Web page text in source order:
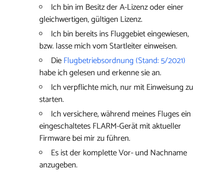
Ich bin im Besitz der A-Lizenz oder einer
gleichwertigen, gültigen Lizenz.
Ich bin bereits ins Fluggebiet eingewiesen,
bzw. lasse mich vom Startleiter einweisen.
DieFlugbetriebsordnung (Stand: 5/2021)
habe ich gelesen und erkenne sie an.
Ich verpflichte mich, nur mit Einweisung zu
starten.
Ich versichere, während meines Fluges ein
eingeschaltetes FLARM-Gerät mit aktueller
Firmware bei mir zu führen.
Es ist der komplette Vor- und Nachname
anzugeben.